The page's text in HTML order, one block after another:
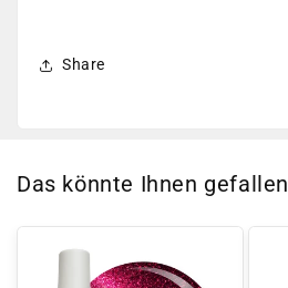
Share
Das könnte Ihnen gefallen